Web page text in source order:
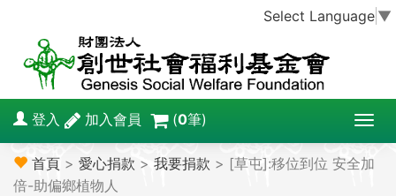
Select Language ▼
T
o
g
登入 加入會員 (0筆)
首頁 > 愛心捐款 > 我要捐款 > [草屯]:移位到位 安全加
倍-助偏鄉植物人